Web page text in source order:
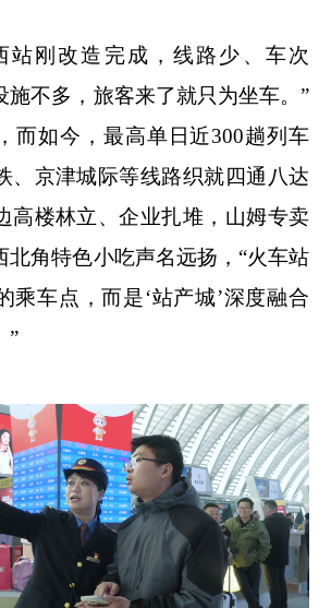
刚改造完成，线路少、车次
施不多，旅客来了就只为坐车。”
而如今，最高单日近300趟列车
、京津城际等线路织就四通八达
高楼林立、企业扎堆，山姆专卖
北角特色小吃声名远扬，“火车站
乘车点，而是‘站产城’深度融合
”